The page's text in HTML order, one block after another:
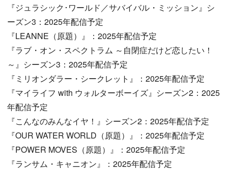
『ジュラシック･ワールド／サバイバル・ミッション』シ
ーズン3：2025年配信予定
『LEANNE（原題）』：2025年配信予定
『ラブ・オン・スペクトラム ～自閉症だけど恋したい！
～』シーズン3：2025年配信予定
『ミリオンダラー・シークレット』：2025年配信予定
『マイライフ with ウォルターボーイズ』シーズン2：2025
年配信予定
『こんなのみんなイヤ！』シーズン2：2025年配信予定
『OUR WATER WORLD（原題）』：2025年配信予定
『POWER MOVES（原題）』：2025年配信予定
『ランサム・キャニオン』：2025年配信予定